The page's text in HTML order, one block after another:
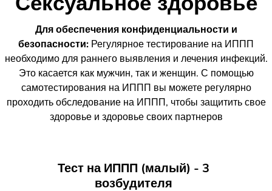
Для обеспечения конфиденциальности и
безопасности: Регулярное тестирование на ИППП
необходимо для раннего выявления и лечения инфекций.
Это касается как мужчин, так и женщин. С помощью
самотестирования на ИППП вы можете регулярно
проходить обследование на ИППП, чтобы защитить свое
здоровье и здоровье своих партнеров
Тест на ИППП (малый) - 3
возбудителя